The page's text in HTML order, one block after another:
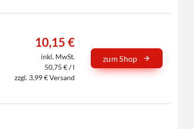
10,15 €
inkl. MwSt.
50,75 € / l
zzgl. 3,99 € Versand
zum Shop